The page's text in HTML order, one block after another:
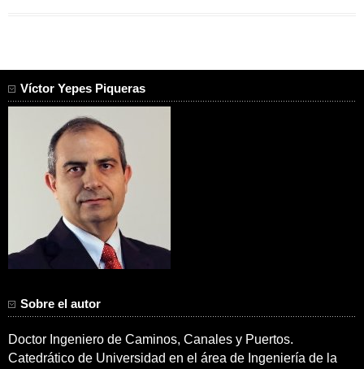
Víctor Yepes Piqueras
Sobre el autor
Doctor Ingeniero de Caminos, Canales y Puertos.
Catedrático de Universidad en el área de Ingeniería de la